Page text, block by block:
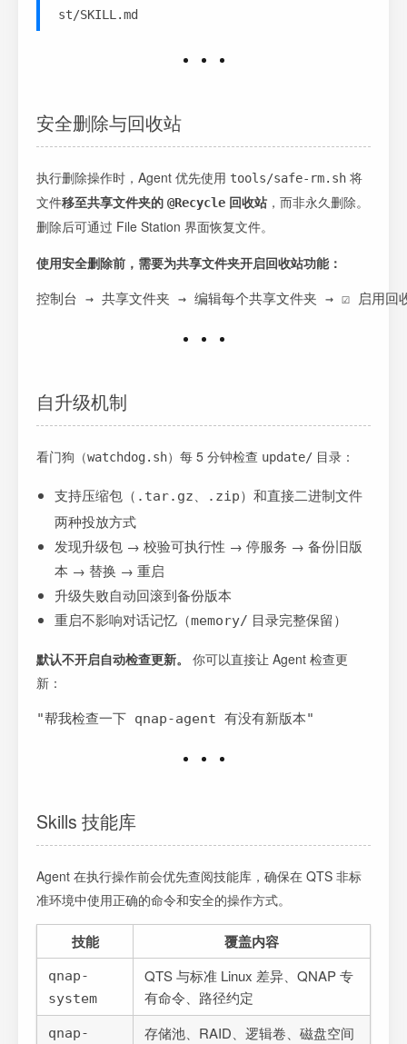
st/SKILL.md
安全删除与回收站
执行删除操作时，Agent 优先使用 tools/safe-rm.sh 将
文件移至共享文件夹的 @Recycle 回收站 ，而非永久删除。
删除后可通过 File Station 界面恢复文件。
使用安全删除前，需要为共享文件夹开启回收站功能：
控制台 → 共享文件夹 → 编辑每个共享文件夹 → ☑️ 启用回
自升级机制
看门狗（watchdog.sh）每 5 分钟检查 update/ 目录：
支持压缩包（ .tar.gz .zip）和直接二进制文件
两种投放方式
发现升级包 → 校验可执行性 → 停服务 → 备份旧版
本 → 替换 → 重启
升级失败自动回滚到备份版本
重启不影响对话记忆（memory/ 目录完整保留）
默认不开启自动检查更新。
你可以直接让 Agent 检查更
新：
"帮我检查一下 qnap-agent 有没有新版本"
Skills 技能库
Agent 在执行操作前会优先查阅技能库，确保在 QTS 非标
准环境中使用正确的命令和安全的操作方式。
技能 覆盖内容
qnap-
system
QTS 与标准 Linux 差异、QNAP 专
有命令、路径约定
qnap-
存储池、RAID、逻辑卷、磁盘空间